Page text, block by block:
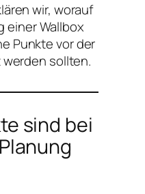
wir, worauf
einer Wallbox
Punkte vor der
sollten.
sind bei